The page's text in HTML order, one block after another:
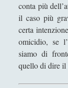
Una
Una
VENERE
"sbuffa"
conta più
il caso più
certa
omicidio, se
siamo di
quello di dire il